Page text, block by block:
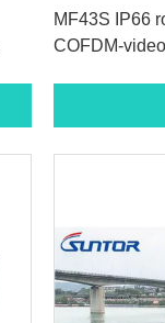
MF43S IP66
COFDM-